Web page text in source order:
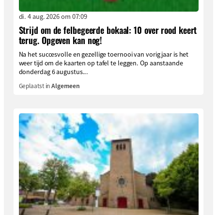
di. 4 aug. 2026 om 07:09
Strijd om de felbegeerde bokaal: 10 over rood keert
terug. Opgeven kan nog!
Na het succesvolle en gezellige toernooi van vorig jaar is het
weer tijd om de kaarten op tafel te leggen. Op aanstaande
donderdag 6 augustus...
Geplaatst inAlgemeen